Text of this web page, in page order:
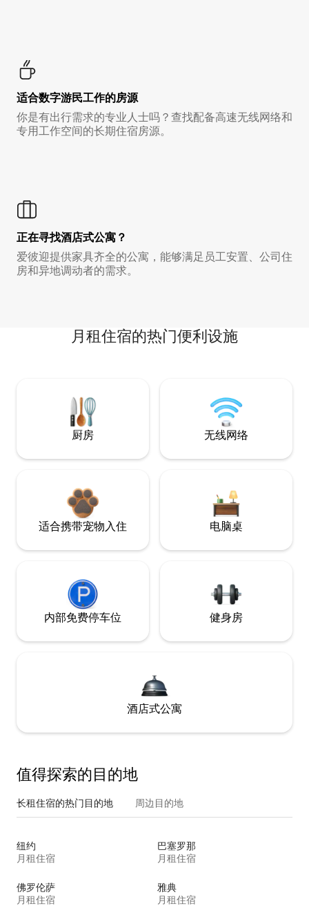
适合数字游民工作的房源
你是有出行需求的专业人士吗？查找配备高速无线网络和
专用工作空间的长期住宿房源。
正在寻找酒店式公寓？
爱彼迎提供家具齐全的公寓，能够满足员工安置、公司住
房和异地调动者的需求。
月租住宿的热门便利设施
厨房 无线网络
适合携带宠物入住 电脑桌
内部免费停车位 健身房
酒店式公寓
值得探索的目的地
长租住宿的热门目的地 周边目的地
纽约
月租住宿
巴塞罗那
月租住宿
佛罗伦萨
月租住宿
雅典
月租住宿